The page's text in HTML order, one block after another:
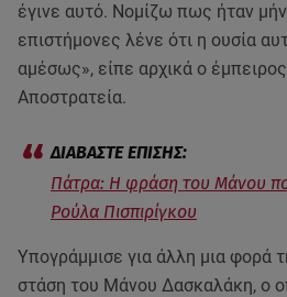
έγινε αυτό. Νομίζω πως ήταν
επιστήμονες λένε ότι η ουσία
αμέσως», είπε αρχικά ο
Αποστρατεία.
Πάτρα: Η φράση του Μάνου
Ρούλα Πισπιρίγκου
Υπογράμμισε για άλλη μια φορά
στάση του Μάνου Δασκαλάκη, ο